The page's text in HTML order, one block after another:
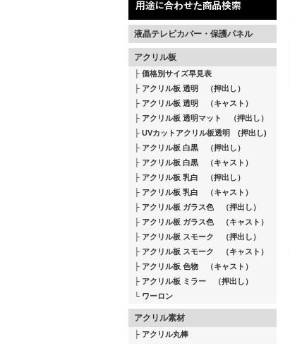
液晶テレビカバー・保護パネル
アクリル板
価格別サイズ早見表
アクリル板 透明 （押出し）
アクリル板 透明 （キャスト）
アクリル板 透明マット （押出し）
UVカットアクリル板透明 (押出し)
アクリル板 白黒 （押出し）
アクリル板 白黒 （キャスト）
アクリル板 乳白 （押出し）
アクリル板 乳白 （キャスト）
アクリル板 ガラス色 （押出し）
アクリル板 ガラス色 （キャスト）
アクリル板 スモーク （押出し）
アクリル板 スモーク （キャスト）
アクリル板 色物 （キャスト）
アクリル板 ミラー （押出し）
ワーロン
アクリル素材
アクリル丸棒